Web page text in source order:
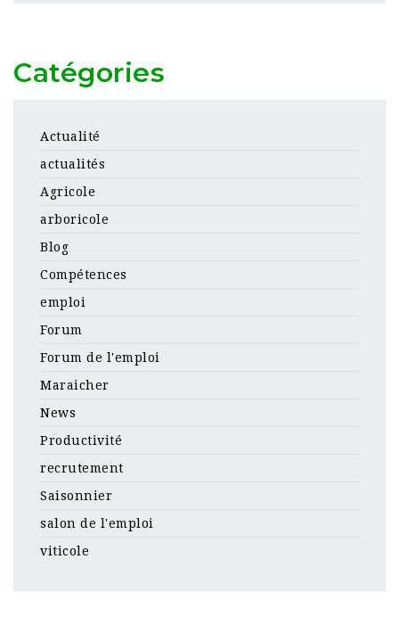
Catégories
Actualité
actualités
Agricole
arboricole
Blog
Compétences
emploi
Forum
Forum de l'emploi
Maraicher
News
Productivité
recrutement
Saisonnier
salon de l'emploi
viticole